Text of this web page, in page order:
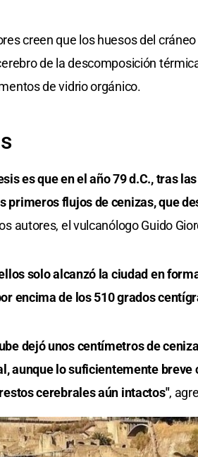
creen que los huesos del
de la descomposición
de vidrio orgánico.
es que en el año 79 d.C., tras
primeros flujos de cenizas, que
autores, el vulcanólogo Guido
solo alcanzó la ciudad en
encima de los 510 grados
dejó unos centímetros de
aunque lo suficientemente breve
cerebrales aún intactos",